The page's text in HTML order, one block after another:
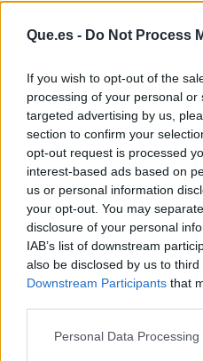
Que.es - Do Not Process
If you wish to opt-out of the
processing of your personal
targeted advertising by us,
section to confirm your
opt-out request is processed
interest-based ads based on
us or personal information
your opt-out. You may
disclosure of your personal
IAB’s list of downstream
also be disclosed by us to
Downstream Participants that
Personal Data